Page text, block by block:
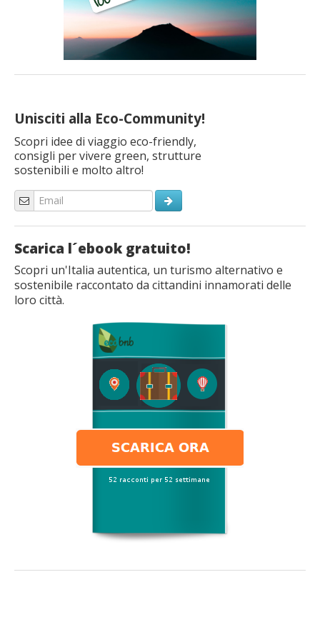
Unisciti alla Eco-Community!
Scopri idee di viaggio eco-friendly,
consigli per vivere green, strutture
sostenibili e molto altro!
Scarica l´ebook gratuito!
Scopri un'Italia autentica, un turismo alternativo e
sostenibile raccontato da cittandini innamorati delle
loro città.